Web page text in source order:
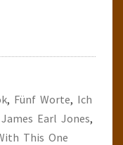
, Fünf Worte, Ich
James Earl Jones,
This One